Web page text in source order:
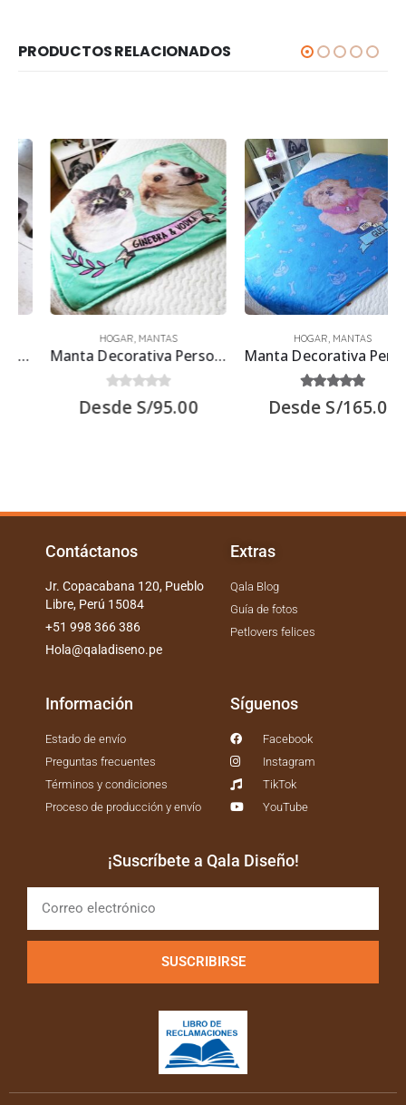
PRODUCTOS RELACIONADOS
HOGAR,MANTAS
Manta Decorativa Personalizada con foto Talla S
out of 5
DesdeS/95.00
HOGAR,MANTAS
Manta Decorativa Personalizada con foto Talla L
5.00 out of 5
DesdeS/165.00
Contáctanos
Libre, Perú 15084
Extras
Información Síguenos
¡Suscríbete a Qala Diseño!